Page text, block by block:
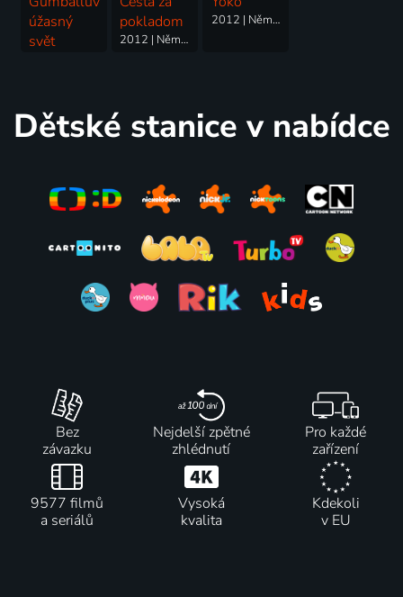
úžasný
svět
pokladom
2012 | Německo | Animovaný
2012 | Německo, Rakousko, Švédsko | Komedie, Dobrodružný, Fantasy, Rodinný
Dětské stanice v nabídce
Bez
závazku
Nejdelší zpětné
zhlédnutí
Pro každé
zařízení
9577 filmů
a seriálů
Vysoká
kvalita
Kdekoli
v EU